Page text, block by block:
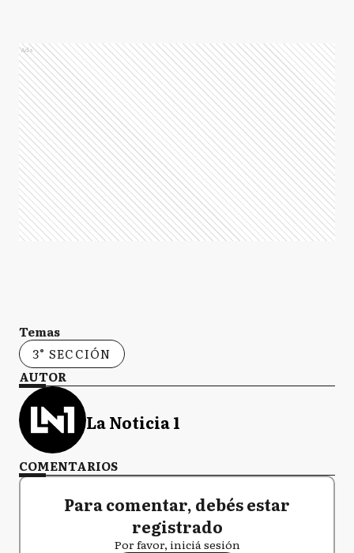
Ads
Temas
3° SECCIÓN
AUTOR
La Noticia 1
COMENTARIOS
Para comentar, debés estar
registrado
Por favor, iniciá sesión